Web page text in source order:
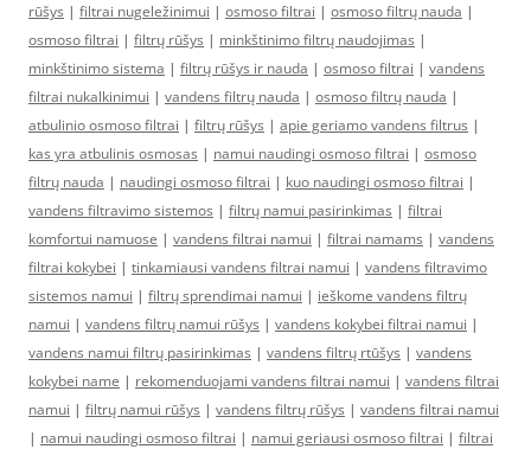
rūšys | filtrai nugeležinimui | osmoso filtrai | osmoso filtrų nauda |
osmoso filtrai | filtrų rūšys | minkštinimo filtrų naudojimas |
minkštinimo sistema | filtrų rūšys ir nauda | osmoso filtrai | vandens
filtrai nukalkinimui | vandens filtrų nauda | osmoso filtrų nauda |
atbulinio osmoso filtrai | filtrų rūšys | apie geriamo vandens filtrus |
kas yra atbulinis osmosas | namui naudingi osmoso filtrai | osmoso
filtrų nauda | naudingi osmoso filtrai | kuo naudingi osmoso filtrai |
vandens filtravimo sistemos | filtrų namui pasirinkimas | filtrai
komfortui namuose | vandens filtrai namui | filtrai namams | vandens
filtrai kokybei | tinkamiausi vandens filtrai namui | vandens filtravimo
sistemos namui | filtrų sprendimai namui | ieškome vandens filtrų
namui | vandens filtrų namui rūšys | vandens kokybei filtrai namui |
vandens namui filtrų pasirinkimas | vandens filtrų rtūšys | vandens
kokybei name | rekomenduojami vandens filtrai namui | vandens filtrai
namui | filtrų namui rūšys | vandens filtrų rūšys | vandens filtrai namui
| namui naudingi osmoso filtrai | namui geriausi osmoso filtrai | filtrai